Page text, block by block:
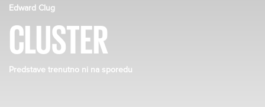
Edward Clug
CLUSTER
Predstave trenutno ni na sporedu